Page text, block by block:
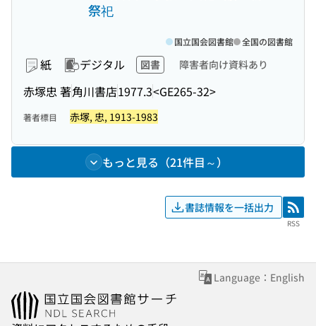
祭祀
紙 デジタル 図書 障害者向け資料あり
赤塚忠 著角川書店1977.3<GE265-32>
国立国会図書館 全国の図書館
著者標目 赤塚, 忠, 1913-1983
もっと見る（21件目～）
書誌情報を一括出力 RSS
RSS
Language：English